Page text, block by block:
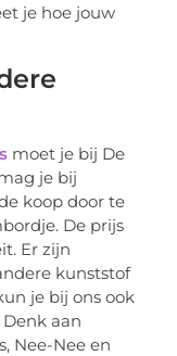
je hoe jouw
moet je bij De
je bij
koop door te
De prijs
Er zijn
kunststof
je bij ons ook
aan
Nee-Nee en